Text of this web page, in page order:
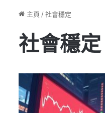
主頁 /社會穩定
社會穩定